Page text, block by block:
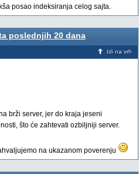
posao indeksiranja celog sajta.
poslednjih 20 dana
Idi na vrh
brži server, jer do kraja jeseni
što će zahtevati ozbiljniji server.
na ukazanom poverenju